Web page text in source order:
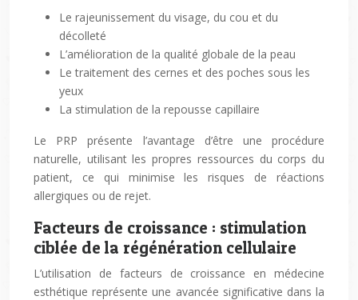
Le rajeunissement du visage, du cou et du
décolleté
L’amélioration de la qualité globale de la peau
Le traitement des cernes et des poches sous les
yeux
La stimulation de la repousse capillaire
Le PRP présente l’avantage d’être une procédure
naturelle, utilisant les propres ressources du corps du
patient, ce qui minimise les risques de réactions
allergiques ou de rejet.
Facteurs de croissance : stimulation
ciblée de la régénération cellulaire
L’utilisation de facteurs de croissance en médecine
esthétique représente une avancée significative dans la